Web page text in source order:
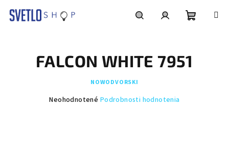
košík
FALCON WHITE 7951
NOWODVORSKI
Priemerné
Neohodnotené Podrobnosti hodnotenia